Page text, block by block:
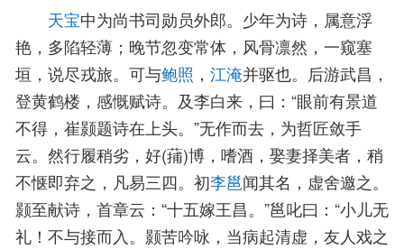
天宝中为尚书司勋员外郎。少年为诗，属意浮
艳，多陷轻薄；晚节忽变常体，风骨凛然，一窥塞
垣，说尽戎旅。可与鲍照 ， 江淹并驱也。后游武昌，
登黄鹤楼，感慨赋诗。及李白来，曰：“眼前有景道
不得，崔颢题诗在上头。”无作而去，为哲匠敛手
云。然行履稍劣，好(蒱)博，嗜酒，娶妻择美者，稍
不惬即弃之，凡易三四。初李邕闻其名，虚舍邀之。
颢至献诗，首章云：“十五嫁王昌。”邕叱曰：“小儿无
礼！不与接而入。颢苦吟咏，当病起清虚，友人戏之